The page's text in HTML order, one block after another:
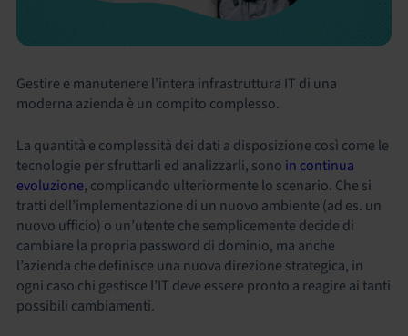
Gestire e manutenere l’intera infrastruttura IT di una
moderna azienda è un compito complesso.
La quantità e complessità dei dati a disposizione così come le
tecnologie per sfruttarli ed analizzarli, sono in continua
evoluzione, complicando ulteriormente lo scenario. Che si
tratti dell’implementazione di un nuovo ambiente (ad es. un
nuovo ufficio) o un’utente che semplicemente decide di
cambiare la propria password di dominio, ma anche
l’azienda che definisce una nuova direzione strategica, in
ogni caso chi gestisce l’IT deve essere pronto a reagire ai tanti
possibili cambiamenti.